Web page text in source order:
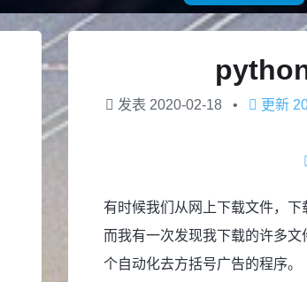
发表 2020-02-18 更新
有时候我们从网上下载文件，
而我有一次发现我下载的许多
个自动化去方括号广告的程序。